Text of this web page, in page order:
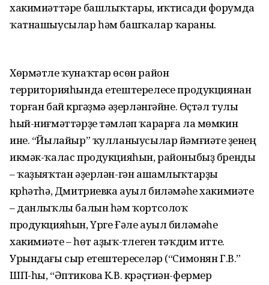
хакимиәттәре башлыҡтары, иҡтисади форумда
ҡатнашыусылар һәм башҡалар ҡараны.
Хөрмәтле ҡунаҡтар өсөн район
территорияһында етештерелеүсе продукциянан
торған бай күргәҙмә әҙерләнгәйне. Өҫтәл тулы
һый-ниғмәттәрҙе тәмләп ҡарарға ла мөмкин
ине. “Йылайыр” ҡулланыусылар йәмғиәте үҙенең
икмәк-ҡалас продукцияһын, районыбыҙ бренды
– ҡаҙыяҡтан әҙерлән-гән ашамлыҡтарҙы
күрһәтһә, Дмитриевка ауыл биләмәһе хакимиәте
– данлыҡлы балын һәм ҡортсолоҡ
продукцияһын, Үрге Ғәле ауыл биләмәһе
хакимиәте – һөт аҙыҡ-түлеген тәҡдим итте.
Урындағы сыр етештереүселәр (“Симонян Г.В.”
ШП-һы, “Әптикова К.В. крәҫтиән-фермер